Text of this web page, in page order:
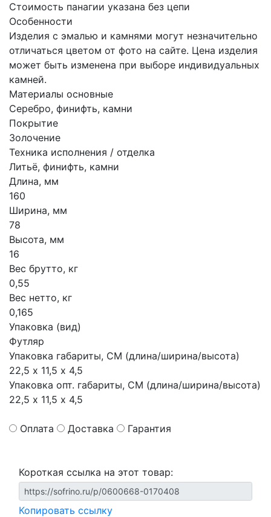
Стоимость панагии указана без цепи
Особенности
Изделия с эмалью и камнями могут незначительно
отличаться цветом от фото на сайте. Цена изделия
может быть изменена при выборе индивидуальных
камней.
Материалы основные
Серебро, финифть, камни
Покрытие
Золочение
Техника исполнения / отделка
Литьё, финифть, камни
Длина, мм
160
Ширина, мм
78
Высота, мм
16
Вес брутто, кг
0,55
Вес нетто, кг
0,165
Упаковка (вид)
Футляр
Упаковка габариты, СМ (длина/ширина/высота)
22,5 х 11,5 х 4,5
Упаковка опт. габариты, СМ (длина/ширина/высота)
22,5 х 11,5 х 4,5
Оплата Доставка Гарантия
Короткая ссылка на этот товар:
Копировать ссылку